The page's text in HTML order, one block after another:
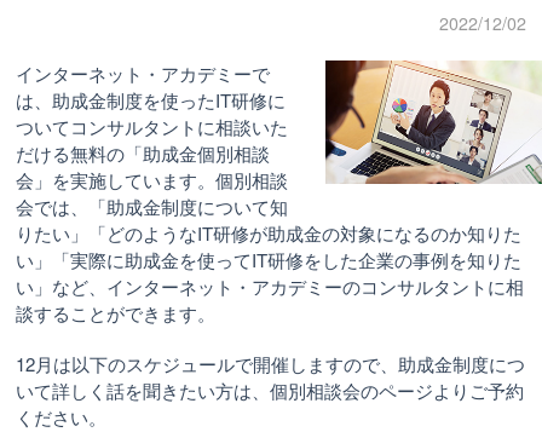
2022/12/02
インターネット・アカデミーで
は、助成金制度を使ったIT研修に
ついてコンサルタントに相談いた
だける無料の「助成金個別相談
会」を実施しています。個別相談
会では、「助成金制度について知
りたい」「どのようなIT研修が助成金の対象になるのか知りた
い」「実際に助成金を使ってIT研修をした企業の事例を知りた
い」など、インターネット・アカデミーのコンサルタントに相
談することができます。
12月は以下のスケジュールで開催しますので、助成金制度につ
いて詳しく話を聞きたい方は、個別相談会のページよりご予約
ください。